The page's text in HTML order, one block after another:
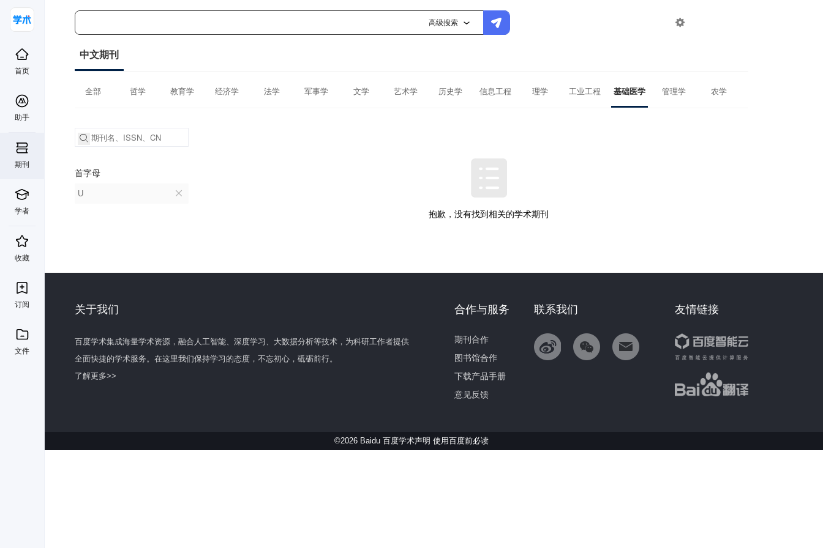
高级搜索 
首页
助手
期刊
学者
收藏
订阅
文件
中文期刊
全部 哲学 教育学 经济学 法学 军事学 文学 艺术学 历史学 信息工程 理学 工业工程 基础医学 管理学 农学
首字母
U
抱歉，没有找到相关的学术期刊
关于我们
百度学术集成海量学术资源，融合人工智能、深度学习、大数据分析等技术，为科研工作者提供
全面快捷的学术服务。在这里我们保持学习的态度，不忘初心，砥砺前行。
了解更多>>
友情链接
联系我们
合作与服务
期刊合作
图书馆合作
下载产品手册
意见反馈
©2026 Baidu 百度学术声明 使用百度前必读